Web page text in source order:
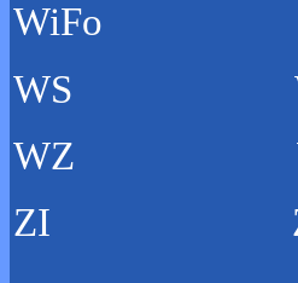
WiFo
WS
WZ
ZI